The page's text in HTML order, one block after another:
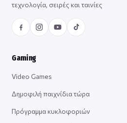
τεχνολογία, σειρές και ταινίες
Gaming
Video Games
Δημοφιλή παιχνίδια τώρα
Πρόγραμμα κυκλοφοριών